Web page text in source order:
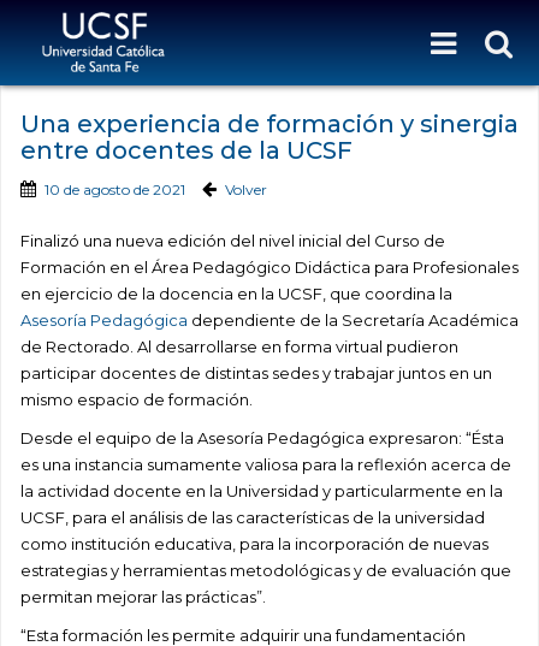
Una experiencia de formación y sinergia
entre docentes de la UCSF
10 de agosto de 2021 Volver
Finalizó una nueva edición del nivel inicial del Curso de
Formación en el Área Pedagógico Didáctica para Profesionales
en ejercicio de la docencia en la UCSF, que coordina la
Asesoría Pedagógica dependiente de la Secretaría Académica
de Rectorado. Al desarrollarse en forma virtual pudieron
participar docentes de distintas sedes y trabajar juntos en un
mismo espacio de formación.
Desde el equipo de la Asesoría Pedagógica expresaron: “Ésta
es una instancia sumamente valiosa para la reflexión acerca de
la actividad docente en la Universidad y particularmente en la
UCSF, para el análisis de las características de la universidad
como institución educativa, para la incorporación de nuevas
estrategias y herramientas metodológicas y de evaluación que
permitan mejorar las prácticas”.
“Esta formación les permite adquirir una fundamentación